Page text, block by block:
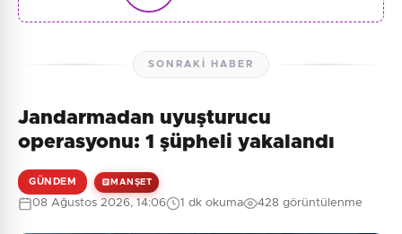
SONRAKI HABER
Jandarmadan uyuşturucu
operasyonu: 1 şüpheli yakalandı
GÜNDEM MANŞET
08 Ağustos 2026, 14:06 1 dk okuma 428 görüntülenme